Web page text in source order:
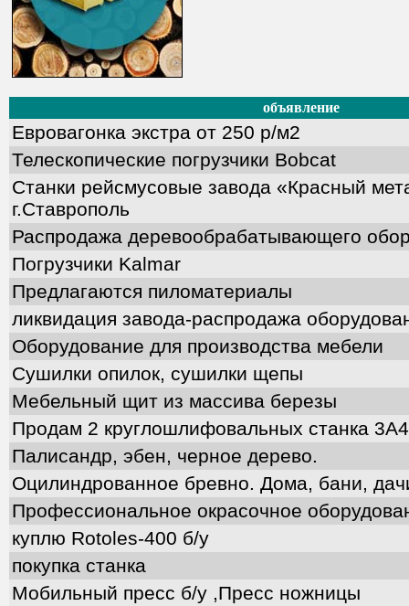
объявление
Евровагонка экстра от 250 р/м2
Телескопические погрузчики Bobcat
Станки рейсмусовые завода «Красный
г.Ставрополь
Распродажа деревообрабатывающего
Погрузчики Kalmar
Предлагаются пиломатериалы
ликвидация завода-распродажа
Оборудование для производства мебели
Сушилки опилок, сушилки щепы
Мебельный щит из массива березы
Продам 2 круглошлифовальных станка
Палисандр, эбен, черное дерево.
Оцилиндрованное бревно. Дома, бани,
Профессиональное окрасочное
куплю Rotoles-400 б/у
покупка станка
Мобильный пресс б/у ,Пресс ножницы